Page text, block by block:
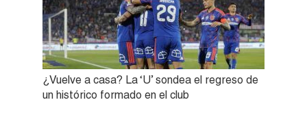
¿Vuelve a casa? La ‘U’ sondea el regreso de
un histórico formado en el club